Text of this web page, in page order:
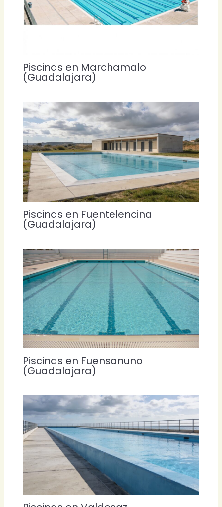
Piscinas en Marchamalo
(Guadalajara)
Piscinas en Fuentelencina
(Guadalajara)
Piscinas en Fuensanuno
(Guadalajara)